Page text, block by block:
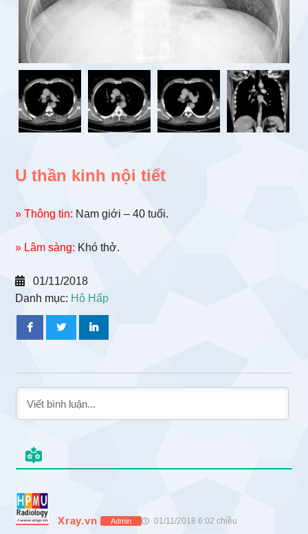
U thần kinh nội tiết
» Thông tin: Nam giới – 40 tuổi.
» Lâm sàng: Khó thở.
01/11/2018
Danh mục: Hô Hấp
Xray.vn Admin 01/11/2018 6:02 chiều